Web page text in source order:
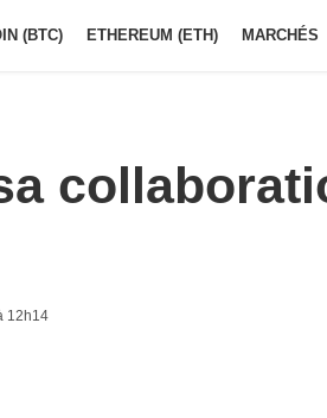
(BTC) ETHEREUM (ETH) MARCHÉS
12h14